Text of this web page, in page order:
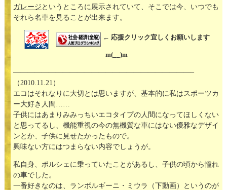
ガレージ というところに展示されていて、そこでは今、いつでも
それら名車を見ることが出来ます。
← 応援クリック宜しくお願いします
m(__)m
—————————————————————————–
（2010.11.21）
エコはそれなりに大切とは思いますが、基本的に私はスポーツカ
ー大好き人間……
子供にはあまりみみっちいエコタイプの人間になってほしくない
と思ってるし、機能重視の今の無機質な車にはない優雅なデザイ
ンとか、子供に見せたかったもので。
興味ない方にはつまらない内容でしょうが。
私自身、ポルシェに乗っていたことがあるし、子供の頃から憧れ
の車でした。
一番好きなのは、ランボルギーニ・ミウラ（下動画）というのが